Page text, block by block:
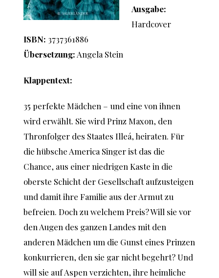
Ausgabe:
Hardcover
ISBN: 3737361886
Übersetzung: Angela Stein
Klappentext:
35 perfekte Mädchen – und eine von ihnen
wird erwählt. Sie wird Prinz Maxon, den
Thronfolger des Staates Illeá, heiraten. Für
die hübsche America Singer ist das die
Chance, aus einer niedrigen Kaste in die
oberste Schicht der Gesellschaft aufzusteigen
und damit ihre Familie aus der Armut zu
befreien. Doch zu welchem Preis? Will sie vor
den Augen des ganzen Landes mit den
anderen Mädchen um die Gunst eines Prinzen
konkurrieren, den sie gar nicht begehrt? Und
will sie auf Aspen verzichten, ihre heimliche